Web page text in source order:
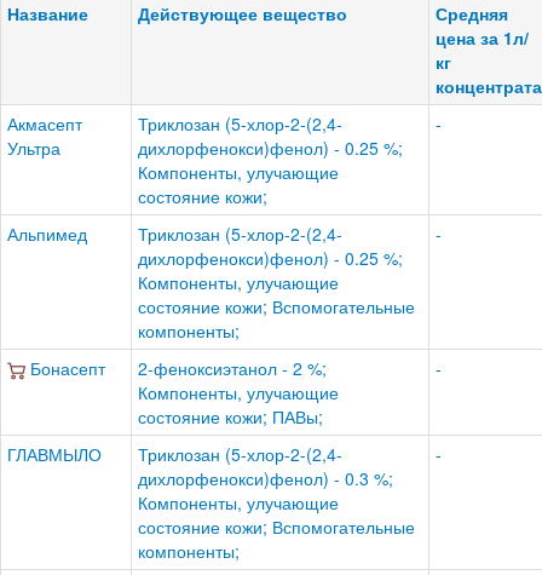
Название Действующее вещество
Средняя
цена за 1л/
кг
концентрата
Акмасепт
Ультра
Триклозан (5-хлор-2-(2,4-
дихлорфенокси)фенол) - 0.25 %;
Компоненты, улучающие
состояние кожи;
-
Альпимед
Триклозан (5-хлор-2-(2,4-
дихлорфенокси)фенол) - 0.25 %;
Компоненты, улучающие
состояние кожи; Вспомогательные
компоненты;
-
Бонасепт
2-феноксиэтанол - 2 %;
Компоненты, улучающие
состояние кожи; ПАВы;
-
ГЛАВМЫЛО
Триклозан (5-хлор-2-(2,4-
дихлорфенокси)фенол) - 0.3 %;
Компоненты, улучающие
состояние кожи; Вспомогательные
компоненты;
-